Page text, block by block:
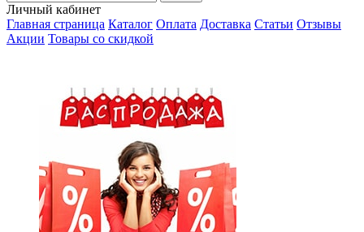
Личный кабинет
Главная страница Каталог Оплата Доставка Статьи Отзывы
Акции Товары со скидкой